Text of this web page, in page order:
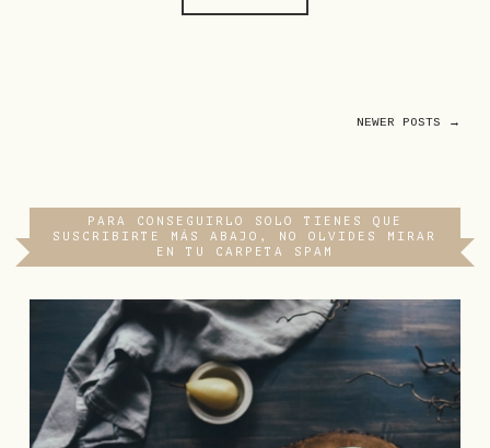
NEWER POSTS →
PARA CONSEGUIRLO SOLO TIENES QUE
SUSCRIBIRTE MÁS ABAJO, NO OLVIDES MIRAR
EN TU CARPETA SPAM